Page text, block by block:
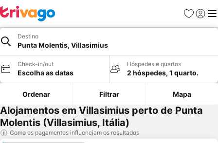
Favoritos
Iniciar
Destino
Punta Molentis, Villasimius
Check-in/out
Escolha as datas
Hóspedes e quartos
2 hóspedes, 1 quarto.
Ordenar Filtrar Mapa
Alojamentos em Villasimius perto de Punta
Molentis (Villasimius, Itália)
Como os pagamentos influenciam os resultados